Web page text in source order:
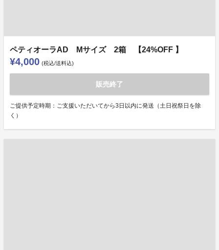
ペティオーラAD Mサイズ 2箱 【24%OFF 】
¥4,000 (税込/送料込)
販売終了
ご提供予定時期：ご支援いただいてから3日以内に発送（土日祝祭日を除
く）